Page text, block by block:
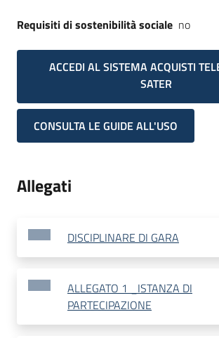
Requisiti di sostenibilità sociale no
ACCEDI AL SISTEMA ACQUISTI
SATER
CONSULTA LE GUIDE ALL'USO
Allegati
DISCIPLINARE DI GARA
ALLEGATO 1 _ISTANZA DI
PARTECIPAZIONE